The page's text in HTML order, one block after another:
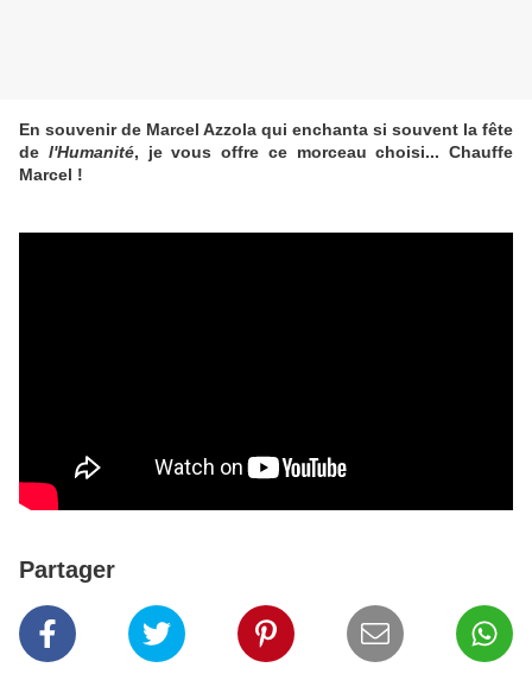
En souvenir de Marcel Azzola qui enchanta si souvent la fête
de l'Humanité, je vous offre ce morceau choisi... Chauffe
Marcel !
Partager